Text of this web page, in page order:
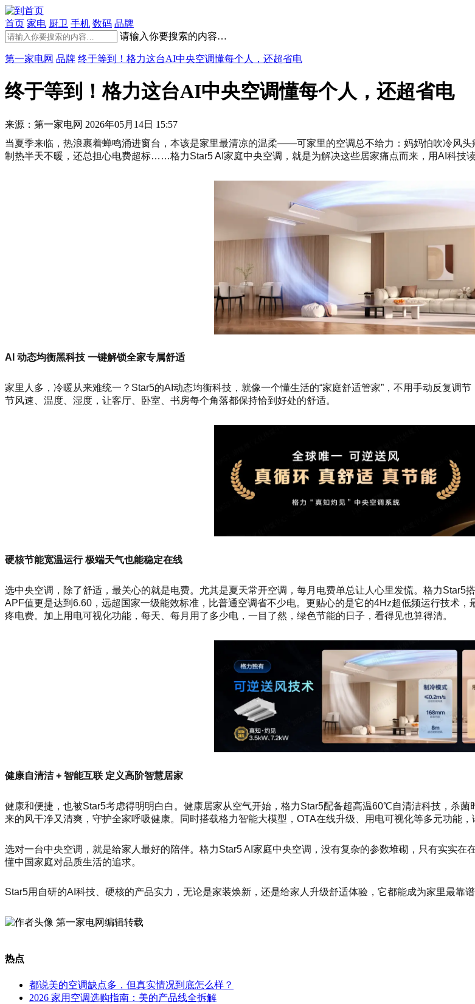
首页 家电 厨卫 手机 数码 品牌
请输入你要搜索的内容…
第一家电网 品牌 终于等到！格力这台AI中央空调懂每个人，还超省电
终于等到！格力这台AI中央空调懂每个人，还超省电
来源：第一家电网 2026年05月14日 15:57
当夏季来临，热浪裹着蝉鸣涌进窗台，本该是家里最清凉的温柔——可家里的空调总不给力：妈妈怕吹冷风
制热半天不暖，还总担心电费超标……格力Star5 AI家庭中央空调，就是为解决这些居家痛点而来，用AI科技
AI 动态均衡黑科技 一键解锁全家专属舒适
家里人多，冷暖从来难统一？Star5的AI动态均衡科技，就像一个懂生活的“家庭舒适管家”，不用手动反复调
节风速、温度、湿度，让客厅、卧室、书房每个角落都保持恰到好处的舒适。
硬核节能宽温运行 极端天气也能稳定在线
选中央空调，除了舒适，最关心的就是电费。尤其是夏天常开空调，每月电费单总让人心里发慌。格力
APF值更是达到6.60，远超国家一级能效标准，比普通空调省不少电。更贴心的是它的4Hz超低频运行技术
疼电费。加上用电可视化功能，每天、每月用了多少电，一目了然，绿色节能的日子，看得见也算得清。
健康自清洁 + 智能互联 定义高阶智慧居家
健康和便捷，也被Star5考虑得明明白白。健康居家从空气开始，格力Star5配备超高温60℃自清洁科技，杀
来的风干净又清爽，守护全家呼吸健康。同时搭载格力智能大模型，OTA在线升级、用电可视化等多元功能
选对一台中央空调，就是给家人最好的陪伴。格力Star5 AI家庭中央空调，没有复杂的参数堆砌，只有实实
懂中国家庭对品质生活的追求。
Star5用自研的AI科技、硬核的产品实力，无论是家装焕新，还是给家人升级舒适体验，它都能成为家里最靠
第一家电网编辑转载
热点
都说美的空调缺点多，但真实情况到底怎么样？
2026 家用空调选购指南：美的产品线全拆解